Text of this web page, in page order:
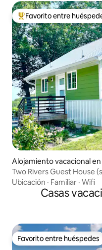
Favorito entre
Favorito entre
Alojamiento vacacional
Two Rivers Guest House
Ubicación · Familiar · Wifi
Casas
Favorito entre huéspedes
Favorito entre huéspedes